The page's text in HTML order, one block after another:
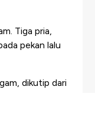
Tiga pria,
pekan lalu
dikutip dari